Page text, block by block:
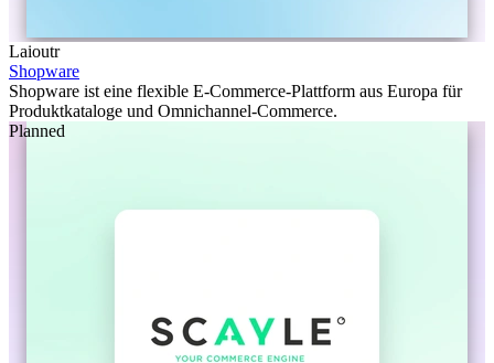
Laioutr
Shopware
Shopware ist eine flexible E-Commerce-Plattform aus Europa für
Produktkataloge und Omnichannel-Commerce.
Planned